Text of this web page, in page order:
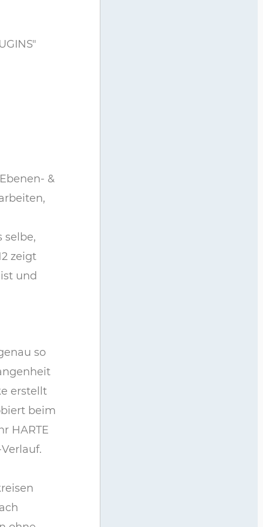
&
selbe,
zeigt
und
so
erstellt
beim
HARTE